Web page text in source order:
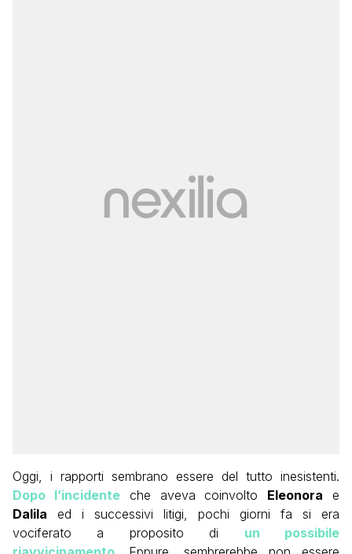
Oggi, i rapporti sembrano essere del tutto inesistenti.
Dopo l’incidenteche aveva coinvolto Eleonora e
Dalila ed i successivi litigi, pochi giorni fa si era
vociferato a proposito di un possibile